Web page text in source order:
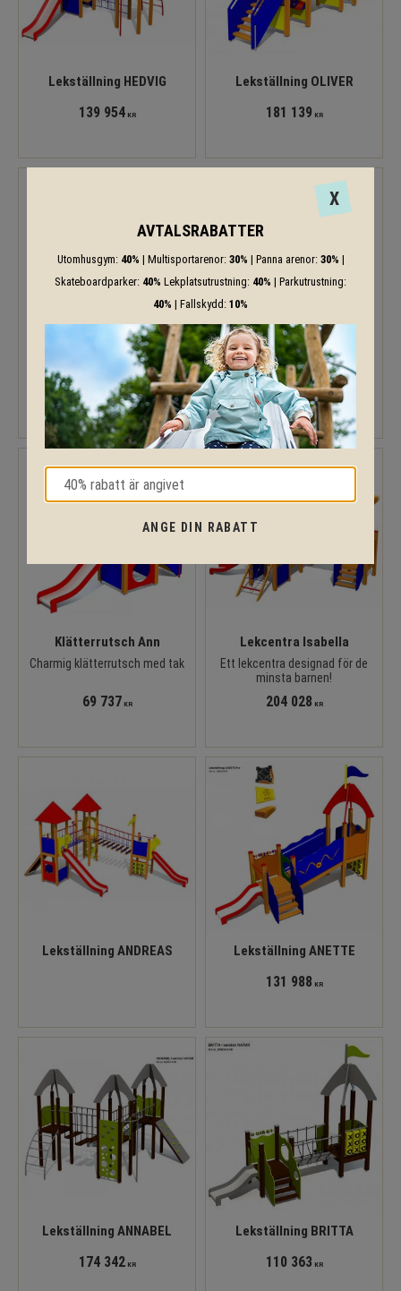
Lekställning HEDVIG
139 954KR
Lekställning OLIVER
181 139 KR
Lekställning REGINA
147 474KR
Beach house
190 157KR
Klätterrutsch Ann
Charmig klätterrutsch med tak
69 737 KR
Lekcentra Isabella
Ett lekcentra designad för de
minsta barnen!
204 028 KR
Lekställning ANDREAS Lekställning ANETTE
131 988 KR
Lekställning ANNABEL
174 342KR
Lekställning BRITTA
110 363 KR
X
AVTALSRABATTER
Utomhusgym: 40% | Multisportarenor: 30% | Panna arenor: 30% |
Skateboardparker: 40% Lekplatsutrustning: 40% | Parkutrustning:
40% | Fallskydd: 10%
ANGE DIN RABATT